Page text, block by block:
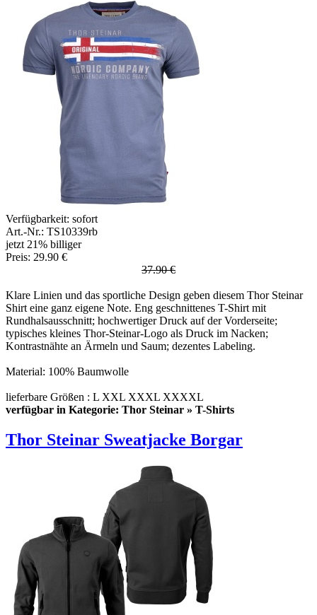
Verfügbarkeit: sofort
Art.-Nr.: TS10339rb
jetzt 21% billiger
Preis: 29.90 €
37.90 €
Klare Linien und das sportliche Design geben diesem Thor Steinar
Shirt eine ganz eigene Note. Eng geschnittenes T-Shirt mit
Rundhalsausschnitt; hochwertiger Druck auf der Vorderseite;
typisches kleines Thor-Steinar-Logo als Druck im Nacken;
Kontrastnähte an Ärmeln und Saum; dezentes Labeling.
Material: 100% Baumwolle
lieferbare Größen : L XXL XXXL XXXXL
verfügbar in Kategorie: Thor Steinar » T-Shirts
Thor Steinar Sweatjacke Borgar